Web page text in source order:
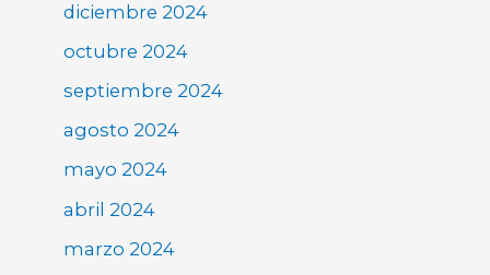
diciembre 2024
octubre 2024
septiembre 2024
agosto 2024
mayo 2024
abril 2024
marzo 2024